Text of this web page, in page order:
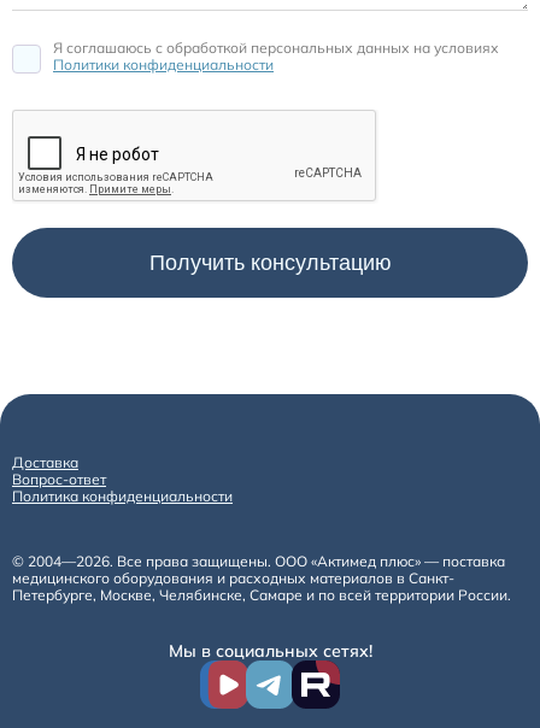
Я соглашаюсь c обработкой персональных данных на условиях
Политики конфиденциальности
Доставка
Вопрос-ответ
Политика конфиденциальности
© 2004—2026. Все права защищены. ООО «Актимед плюс» — поставка
медицинского оборудования и расходных материалов в Санкт-
Петербурге, Москве, Челябинске, Самаре и по всей территории России.
Мы в социальных сетях!